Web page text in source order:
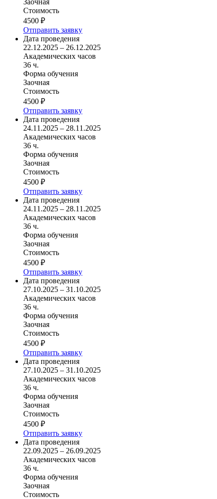
Стоимость
4500 ₽
Отправить заявку
Дата проведения
22.12.2025 – 26.12.2025
Академических часов
36 ч.
Форма обучения
Заочная
Стоимость
4500 ₽
Отправить заявку
Дата проведения
24.11.2025 – 28.11.2025
Академических часов
36 ч.
Форма обучения
Заочная
Стоимость
4500 ₽
Отправить заявку
Дата проведения
24.11.2025 – 28.11.2025
Академических часов
36 ч.
Форма обучения
Заочная
Стоимость
4500 ₽
Отправить заявку
Дата проведения
27.10.2025 – 31.10.2025
Академических часов
36 ч.
Форма обучения
Заочная
Стоимость
4500 ₽
Отправить заявку
Дата проведения
27.10.2025 – 31.10.2025
Академических часов
36 ч.
Форма обучения
Заочная
Стоимость
4500 ₽
Отправить заявку
Дата проведения
22.09.2025 – 26.09.2025
Академических часов
36 ч.
Форма обучения
Заочная
Стоимость